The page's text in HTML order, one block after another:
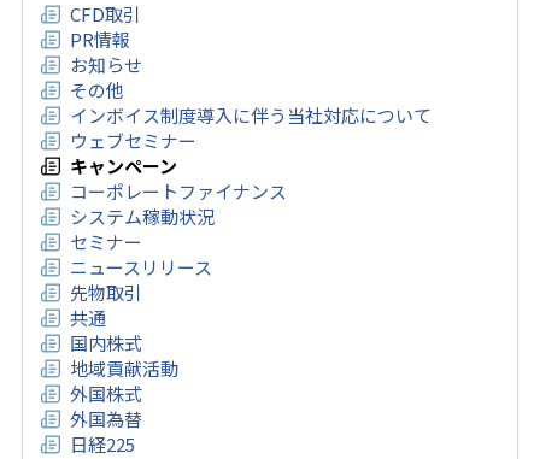
CFD取引
PR情報
お知らせ
その他
インボイス制度導入に伴う当社対応について
ウェブセミナー
キャンペーン
コーポレートファイナンス
システム稼動状況
セミナー
ニュースリリース
先物取引
共通
国内株式
地域貢献活動
外国株式
外国為替
日経225